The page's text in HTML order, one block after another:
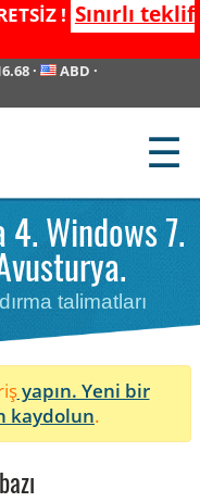
! Sınırlı teklif
· ABD ·
☰
4. Windows 7.
talimatları
yapın. Yeni bir
kaydolun.